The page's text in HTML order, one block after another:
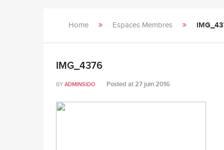
Home Espaces Membres
IMG_4376
BY ADMINSIDO Posted at27 juin 2016